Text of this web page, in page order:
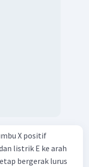
X positif
listrik E ke arah
bergerak lurus